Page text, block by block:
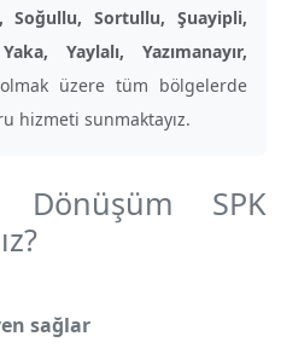
Soğullu, Sortullu, Şuayipli,
Yaylalı, Yazımanayır,
üzere tüm bölgelerde
hizmeti sunmaktayız.
Dönüşüm SPK
sağlar